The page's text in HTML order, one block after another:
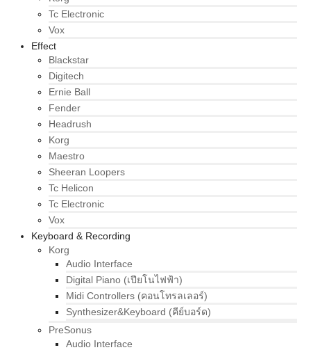
Tc Electronic
Vox
Effect
Blackstar
Digitech
Ernie Ball
Fender
Headrush
Korg
Maestro
Sheeran Loopers
Tc Helicon
Tc Electronic
Vox
Keyboard & Recording
Korg
Audio Interface
Digital Piano (เปียโนไฟฟ้า)
Midi Controllers (คอนโทรลเลอร์)
Synthesizer&Keyboard (คีย์บอร์ด)
PreSonus
Audio Interface